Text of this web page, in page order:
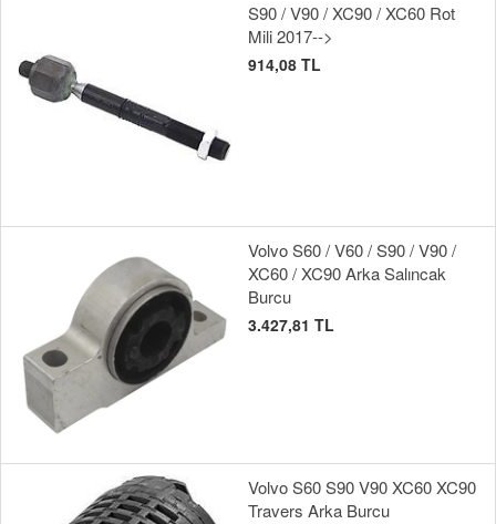
S90 / V90 / XC90 / XC60 Rot
Mili 2017-->
914,08 TL
Volvo S60 / V60 / S90 / V90 /
XC60 / XC90 Arka Salıncak
Burcu
3.427,81 TL
Volvo S60 S90 V90 XC60 XC90
Travers Arka Burcu